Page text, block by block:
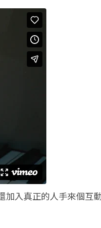
入真正的人手來個互